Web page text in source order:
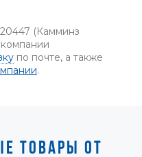
(Камминз
по почте, а также
.
ТОВАРЫ ОТ